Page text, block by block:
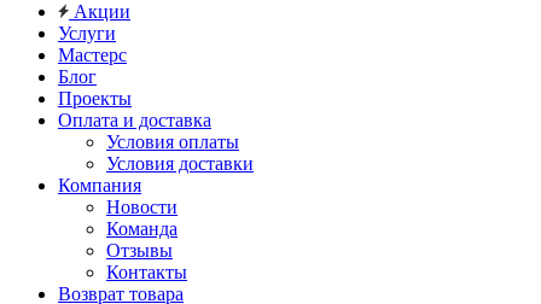
Акции
Услуги
Мастерс
Блог
Проекты
Оплата и доставка
Условия оплаты
Условия доставки
Компания
Новости
Команда
Отзывы
Контакты
Возврат товара